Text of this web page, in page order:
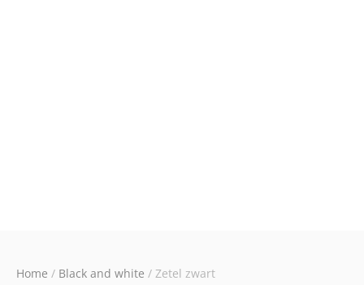
Home / Black and white / Zetel zwart